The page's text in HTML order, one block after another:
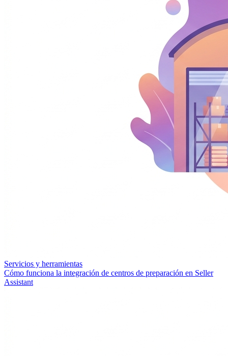
Servicios y herramientas
Cómo funciona la integración de centros de preparación en Seller
Assistant